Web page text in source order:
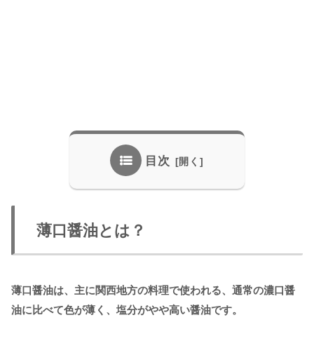
目次
薄口醤油とは？
薄口醤油は、主に関西地方の料理で使われる、通常の濃口醤
油に比べて色が薄く、塩分がやや高い醤油です。